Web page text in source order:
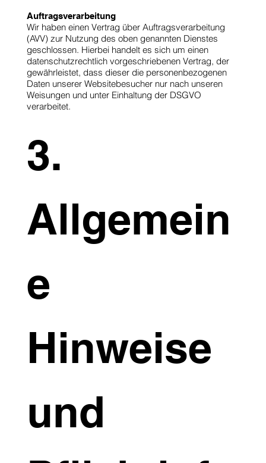
Auftragsverarbeitung
Wir haben einen Vertrag über Auftragsverarbeitung
(AVV) zur Nutzung des oben genannten Dienstes
geschlossen. Hierbei handelt es sich um einen
datenschutzrechtlich vorgeschriebenen Vertrag, der
gewährleistet, dass dieser die personenbezogenen
Daten unserer Websitebesucher nur nach unseren
Weisungen und unter Einhaltung der DSGVO
verarbeitet.
3.
Allgemein
e
Hinweise
und